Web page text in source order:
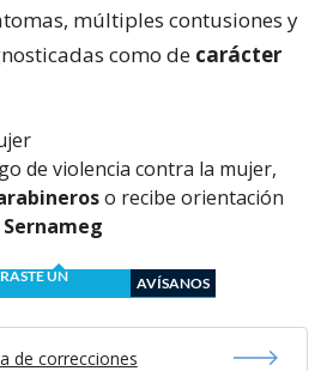
múltiples contusiones y
como de carácter
de violencia contra la mujer,
o recibe orientación
Sernameg
UN
AVÍSANOS
de correcciones